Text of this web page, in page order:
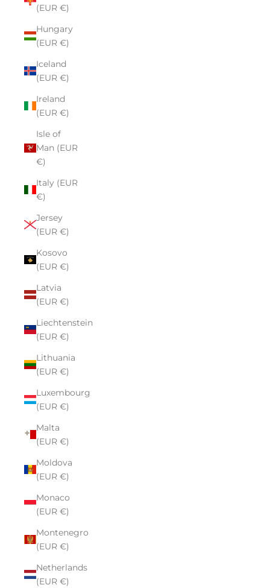
(EUR €)
Hungary
(EUR €)
Iceland
(EUR €)
Ireland
(EUR €)
Isle of
Man (EUR
€)
Italy (EUR
€)
Jersey
(EUR €)
Kosovo
(EUR €)
Latvia
(EUR €)
Liechtenstein
(EUR €)
Lithuania
(EUR €)
Luxembourg
(EUR €)
Malta
(EUR €)
Moldova
(EUR €)
Monaco
(EUR €)
Montenegro
(EUR €)
Netherlands
(EUR €)